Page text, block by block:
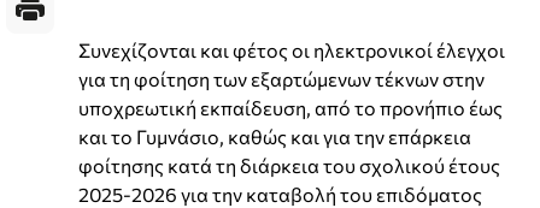
Συνεχίζονται και φέτος οι ηλεκτρονικοί έλεγχοι
για τη φοίτηση των εξαρτώμενων τέκνων στην
υποχρεωτική εκπαίδευση, από το προνήπιο έως
και το Γυμνάσιο, καθώς και για την επάρκεια
φοίτησης κατά τη διάρκεια του σχολικού έτους
2025-2026 για την καταβολή του επιδόματος